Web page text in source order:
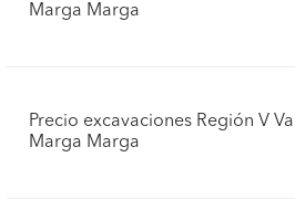
Marga Marga
Precio excavaciones Región V
Marga Marga